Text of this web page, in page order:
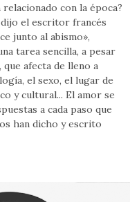
con la época?
dijo el escritor francés
junto al abismo»,
tarea sencilla, a pesar
afecta de lleno a
el sexo, el lugar de
y cultural... El amor se
a cada paso que
han dicho y escrito